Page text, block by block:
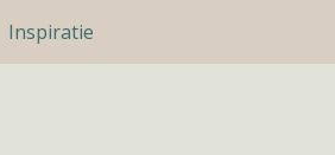
Inspiratie